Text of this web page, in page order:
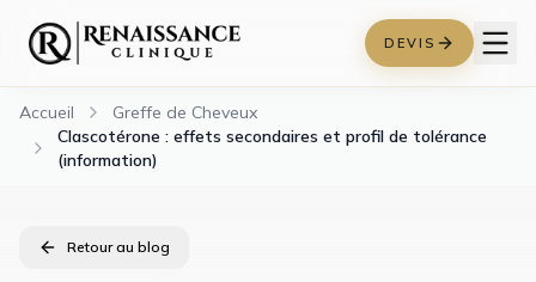
DEVIS
Accueil
Greffe de Cheveux
Clascotérone : effets secondaires et profil de tolérance
(information)
Retour au blog